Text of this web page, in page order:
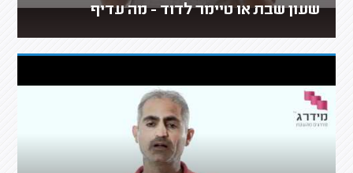
שעון שבת או טיימר לדוד - מה עדיף